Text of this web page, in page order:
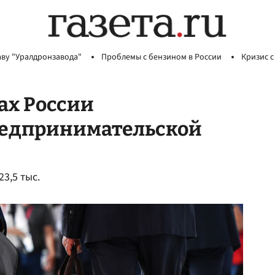
"Уралдронзавода" Проблемы с бензином в России Кризис
России
тыс.